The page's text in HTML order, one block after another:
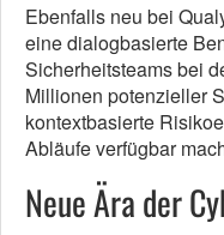
Ebenfalls neu bei
eine dialogbasierte
Sicherheitsteams bei
Millionen potenzieller
kontextbasierte
Abläufe verfügbar
Neue Ära der